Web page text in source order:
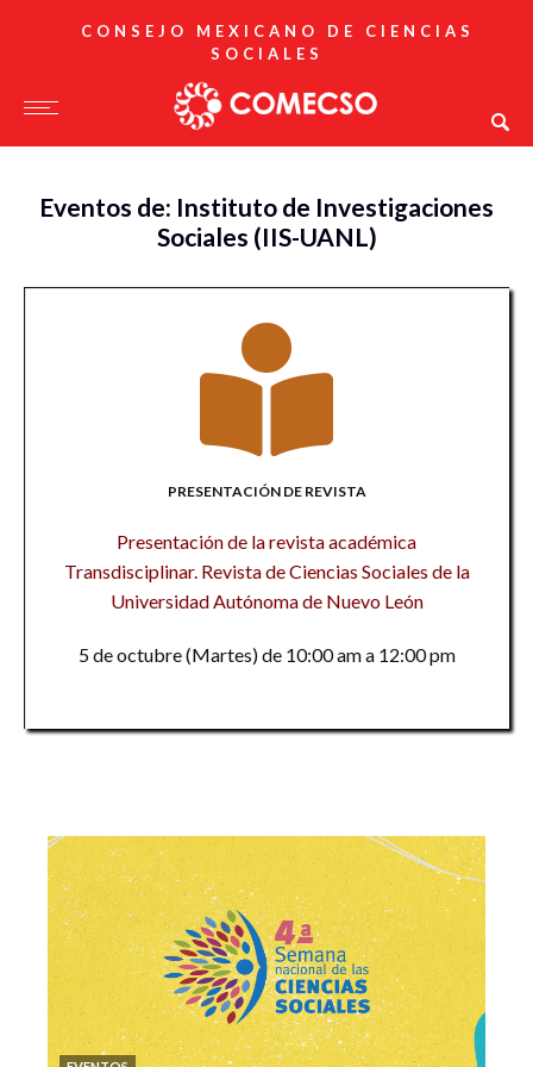
CONSEJO MEXICANO DE CIENCIAS
SOCIALES
Eventos de: Instituto de Investigaciones
Sociales (IIS-UANL)
PRESENTACIÓN DE REVISTA
Presentación de la revista académica
Transdisciplinar. Revista de Ciencias Sociales de la
Universidad Autónoma de Nuevo León
5 de octubre (Martes) de 10:00 am a 12:00 pm